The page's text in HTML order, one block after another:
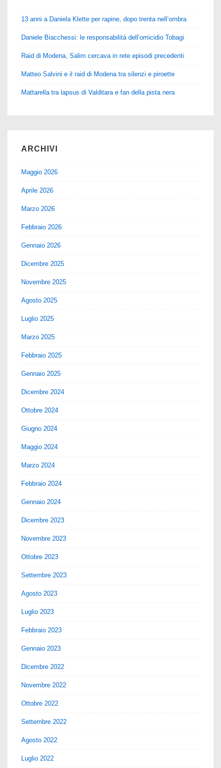
13 anni a Daniela Klette per rapine, dopo trenta nell’ombra
Daniele Biacchessi: le responsabilità dell’omicidio Tobagi
Raid di Modena, Salim cercava in rete episodi precedenti
Matteo Salvini e il raid di Modena tra silenzi e piroette
Mattarella tra lapsus di Valditara e fan della pista nera
ARCHIVI
Maggio 2026
Aprile 2026
Marzo 2026
Febbraio 2026
Gennaio 2026
Dicembre 2025
Novembre 2025
Agosto 2025
Luglio 2025
Marzo 2025
Febbraio 2025
Gennaio 2025
Dicembre 2024
Ottobre 2024
Giugno 2024
Maggio 2024
Marzo 2024
Febbraio 2024
Gennaio 2024
Dicembre 2023
Novembre 2023
Ottobre 2023
Settembre 2023
Agosto 2023
Luglio 2023
Febbraio 2023
Gennaio 2023
Dicembre 2022
Novembre 2022
Ottobre 2022
Settembre 2022
Agosto 2022
Luglio 2022